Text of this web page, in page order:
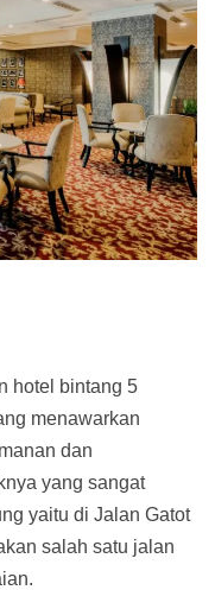
hotel bintang 5
menawarkan
dan
yang sangat
yaitu di Jalan Gatot
salah satu jalan